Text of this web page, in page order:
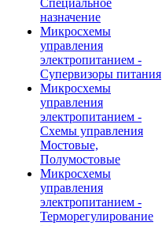
Специальное
назначение
Микросхемы
управления
электропитанием -
Супервизоры питания
Микросхемы
управления
электропитанием -
Схемы управления
Мостовые,
Полумостовые
Микросхемы
управления
электропитанием -
Терморегулирование